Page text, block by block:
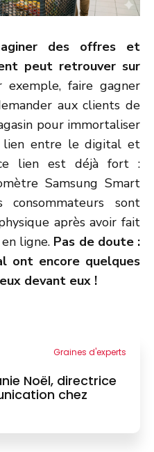
des offres et
peut retrouver sur
exemple, faire gagner
aux clients de
pour immortaliser
entre le digital et
ce lien est déjà fort :
Samsung Smart
sont
après avoir fait
ligne. Pas de doute :
ont encore quelques
devant eux !
Graines d'experts
Noël, directrice
chez